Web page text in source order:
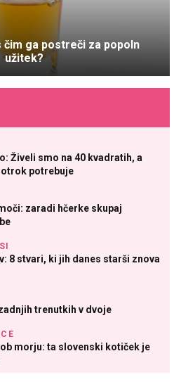
čim ga postreči za popoln
užitek?
Živeli smo na 40 kvadratih, a
potrebuje
zaradi hčerke skupaj
8 stvari, ki jih danes starši znova
trenutkih v dvoje
morju: ta slovenski kotiček je